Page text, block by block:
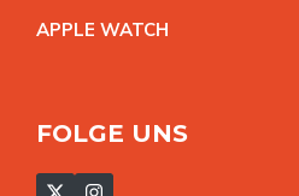
APPLE WATCH
FOLGE UNS